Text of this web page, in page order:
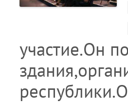
участие.Он